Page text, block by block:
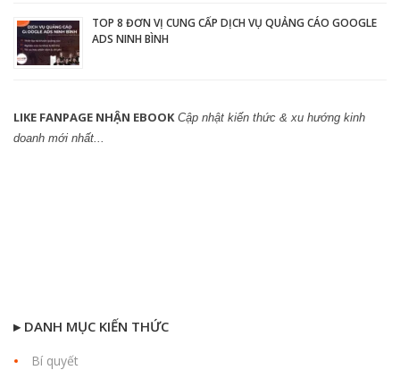
TOP 8 ĐƠN VỊ CUNG CẤP DỊCH VỤ QUẢNG CÁO GOOGLE
ADS NINH BÌNH
LIKE FANPAGE NHẬN EBOOK Cập nhật kiến thức & xu hướng kinh
doanh mới nhất...
▸ DANH MỤC KIẾN THỨC
Bí quyết